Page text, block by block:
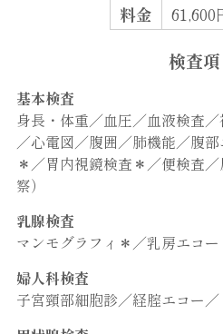
料金 61,600
検査
基本検査
身長・体重／血圧／血液検査
／心電図／腹囲／肺機能／腹
＊／胃内視鏡検査＊／便検査
察）
乳腺検査
マンモグラフィ＊／乳房エコー
婦人科検査
子宮頸部細胞診／経腟エコー／